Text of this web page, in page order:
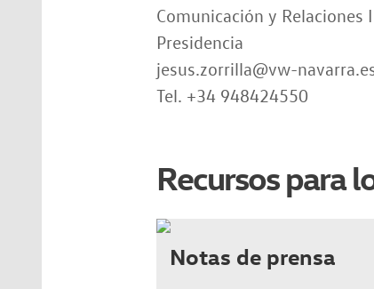
Comunicación y Relaciones
Presidencia
jesus.zorrilla@vw-
Tel. +34 948424550
Recursos para
Notas de prensa